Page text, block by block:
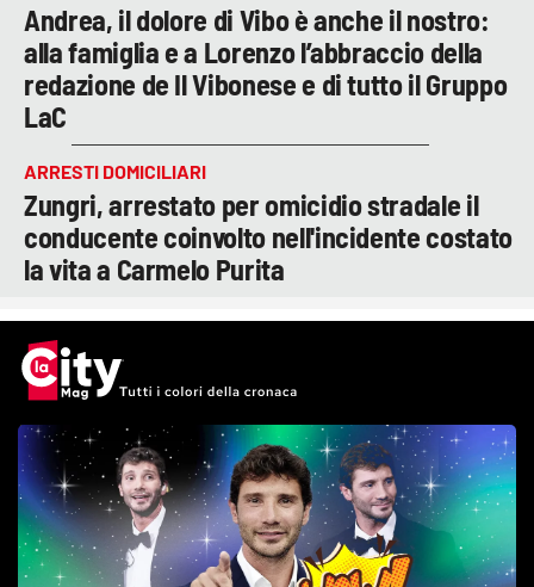
Andrea, il dolore di Vibo è anche il nostro:
alla famiglia e a Lorenzo l’abbraccio della
redazione de Il Vibonese e di tutto il Gruppo
LaC
ARRESTI DOMICILIARI
Zungri, arrestato per omicidio stradale il
conducente coinvolto nell'incidente costato
la vita a Carmelo Purita